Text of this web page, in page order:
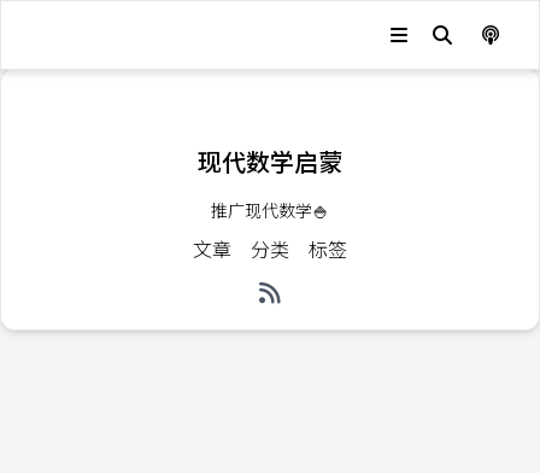
现代数学启蒙
推广现代数学🍚
文章 分类 标签